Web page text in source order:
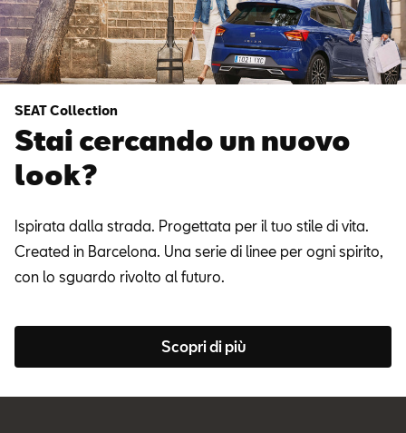
SEAT Collection
Stai cercando un nuovo
look?
Ispirata dalla strada. Progettata per il tuo stile di vita.
Created in Barcelona. Una serie di linee per ogni spirito,
con lo sguardo rivolto al futuro.
Scopri di più